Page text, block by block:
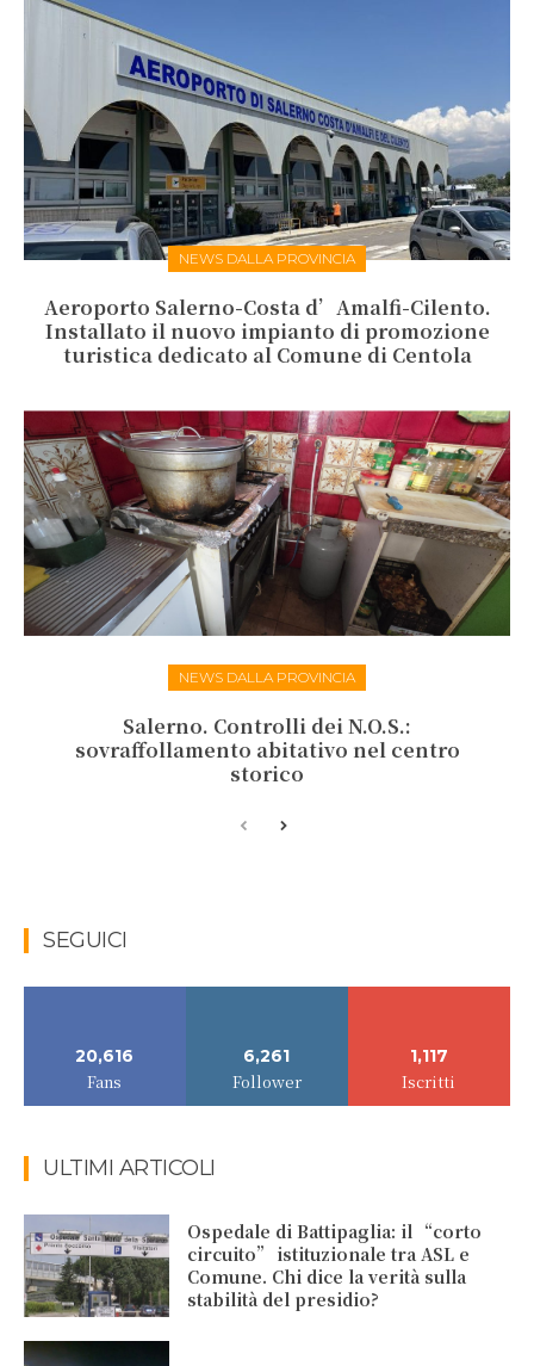
NEWS DALLA PROVINCIA
Aeroporto Salerno-Costa d’Amalfi-Cilento.
Installato il nuovo impianto di promozione
turistica dedicato al Comune di Centola
NEWS DALLA PROVINCIA
Salerno. Controlli dei N.O.S.:
sovraffollamento abitativo nel centro
storico
SEGUICI
20,616
Fans
6,261
Follower
1,117
Iscritti
ULTIMI ARTICOLI
Ospedale di Battipaglia: il “corto
circuito” istituzionale tra ASL e
Comune. Chi dice la verità sulla
stabilità del presidio?